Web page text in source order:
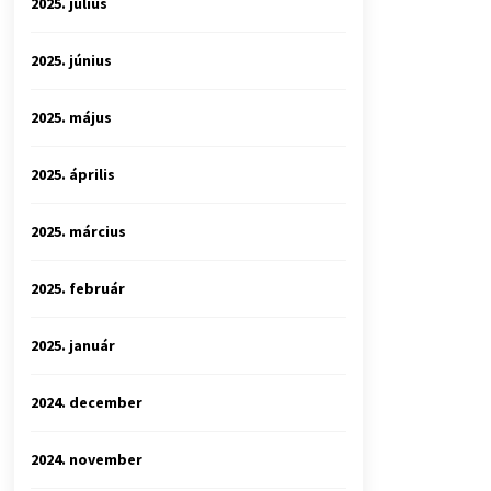
2025. június
2025. május
2025. április
2025. március
2025. február
2025. január
2024. december
2024. november